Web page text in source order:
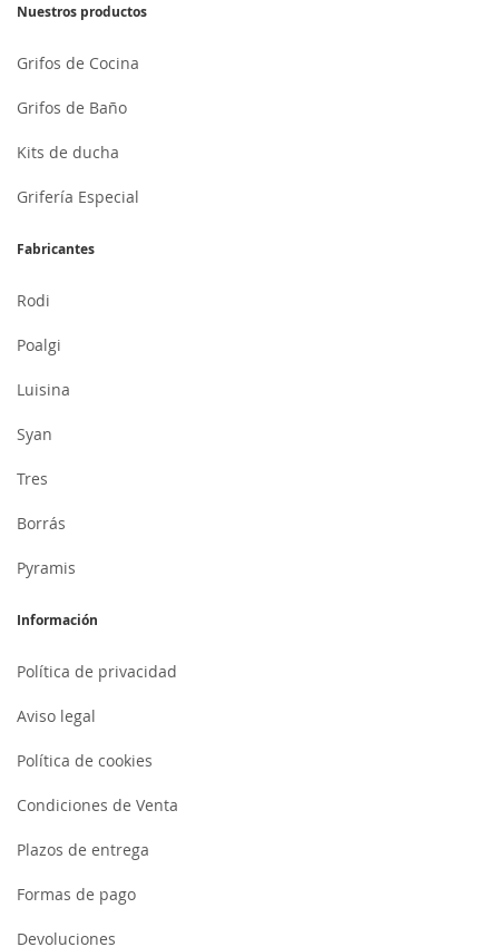
Nuestros productos
Grifos de Cocina
Grifos de Baño
Kits de ducha
Grifería Especial
Fabricantes
Rodi
Poalgi
Luisina
Syan
Tres
Borrás
Pyramis
Información
Política de privacidad
Aviso legal
Política de cookies
Condiciones de Venta
Plazos de entrega
Formas de pago
Devoluciones